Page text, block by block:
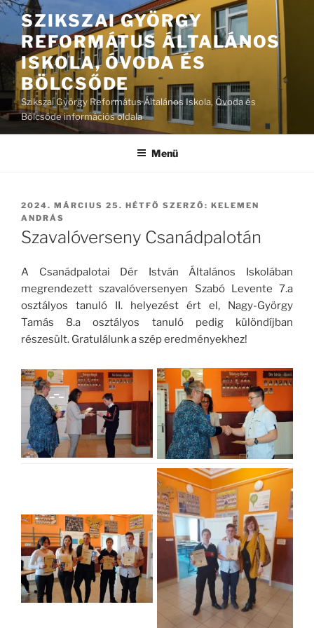
Tartalomhoz
SZIKSZAI GYÖRGY
REFORMÁTUS ÁLTALÁNOS
ISKOLA, ÓVODA ÉS
BÖLCSŐDE
Szikszai György Református Általános Iskola, Óvoda és
Bölcsőde információs oldala
Menü
BEKÜLDVE:
2024. MÁRCIUS 25. HÉTFŐ SZERZŐ: KELEMEN
ANDRÁS
Szavalóverseny Csanádpalotán
A Csanádpalotai Dér István Általános Iskolában
megrendezett szavalóversenyen Szabó Levente 7.a
osztályos tanuló II. helyezést ért el, Nagy-György
Tamás 8.a osztályos tanuló pedig különdíjban
részesült. Gratulálunk a szép eredményekhez!